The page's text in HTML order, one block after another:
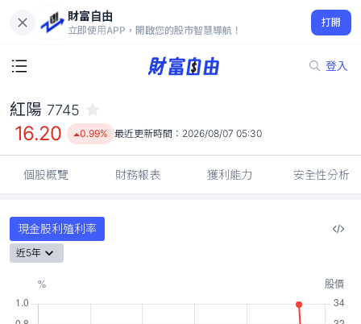
財富自由
立即使用APP，開啟您的股市智慧導航！
打開
登入
16.20
0.99%
紅陽 7745
16.20 0.99% 最近更新時間： 2026/08/07 05:30
個股概覽 財務報表 獲利能力 安全性分析
現金股利殖利率
近5年